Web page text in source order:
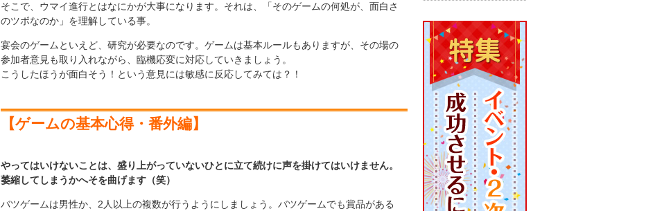
そこで、ウマイ進行とはなにかが大事になります。それは、「そのゲームの何処が、面白さ
のツボなのか」を理解している事。
宴会のゲームといえど、研究が必要なのです。ゲームは基本ルールもありますが、その場の
参加者意見も取り入れながら、臨機応変に対応していきましょう。
こうしたほうが面白そう！という意見には敏感に反応してみては？！
【ゲームの基本心得・番外編】
やってはいけないことは、盛り上がっていないひとに立て続けに声を掛けてはいけません。
萎縮してしまうかへそを曲げます（笑）
バツゲームは男性か、2人以上の複数が行うようにしましょう。バツゲームでも賞品がある